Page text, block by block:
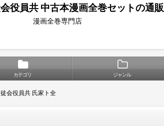
役員共 中古本漫画全巻セットの通販
漫画全巻専門店
カテゴリ ジャンル
会役員共 氏家ト全